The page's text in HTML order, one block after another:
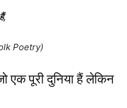
Poetry)
एक पूरी दुनिया हैं लेकिन